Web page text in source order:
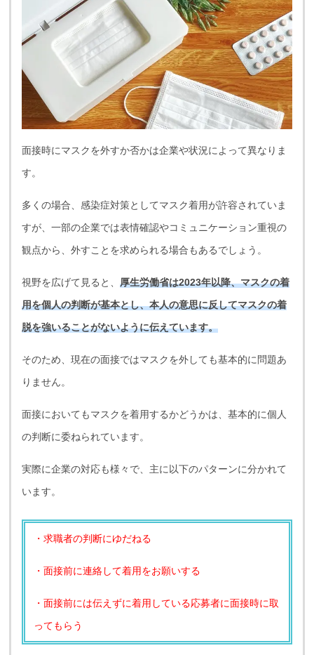
面接時にマスクを外すか否かは企業や状況によって異なりま
す。
多くの場合、感染症対策としてマスク着用が許容されていま
すが、一部の企業では表情確認やコミュニケーション重視の
観点から、外すことを求められる場合もあるでしょう。
視野を広げて見ると、厚生労働省は2023年以降、マスクの着
用を個人の判断が基本とし、本人の意思に反してマスクの着
脱を強いることがないように伝えています。
そのため、現在の面接ではマスクを外しても基本的に問題あ
りません。
面接においてもマスクを着用するかどうかは、基本的に個人
の判断に委ねられています。
実際に企業の対応も様々で、主に以下のパターンに分かれて
います。
・求職者の判断にゆだねる
・面接前に連絡して着用をお願いする
・面接前には伝えずに着用している応募者に面接時に取
ってもらう